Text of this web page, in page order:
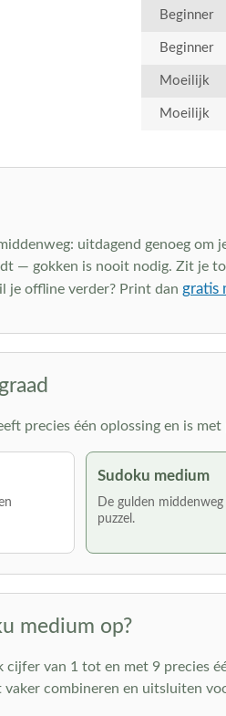
Beginner
Beginner
Moeilijk
Moeilijk
uitdagend genoeg
— gokken is nooit nodig. Zit je
je offline verder? Print dan gratis
precies één oplossing en is
Sudoku medium
De gulden
puzzel.
medium op?
cijfer van 1 tot en met 9 precies
combineren en uitsluiten